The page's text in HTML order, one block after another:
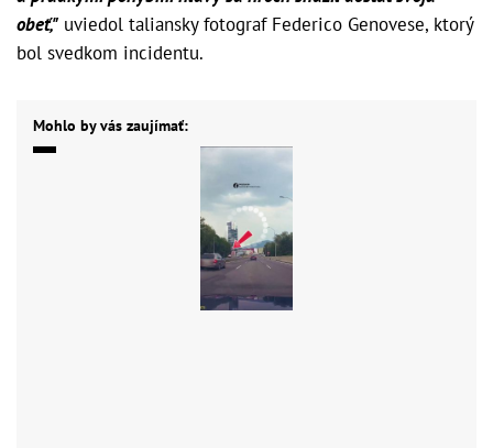
obeť," uviedol taliansky fotograf Federico Genovese, ktorý
bol svedkom incidentu.
Mohlo by vás zaujímať: